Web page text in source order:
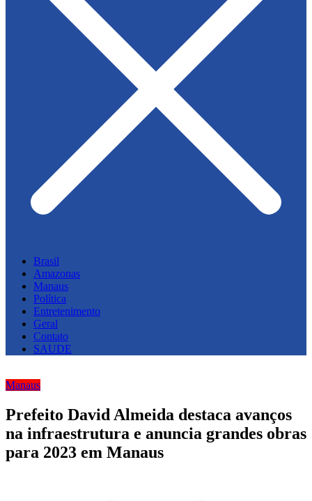
Brasil
Amazonas
Manaus
Política
Entretenimento
Geral
Contato
SAUDE
Manaus
Prefeito David Almeida destaca avanços
na infraestrutura e anuncia grandes obras
para 2023 em Manaus